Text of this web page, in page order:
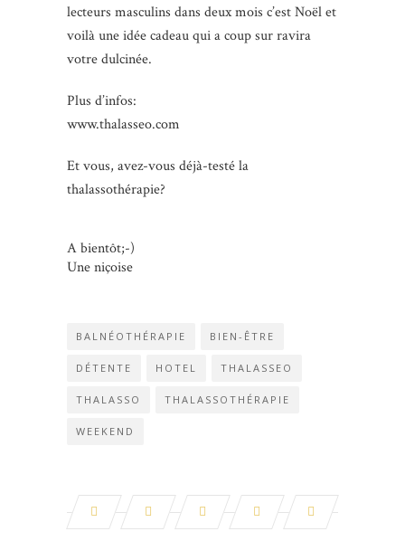
lecteurs masculins dans deux mois c’est Noël et
voilà une idée cadeau qui a coup sur ravira
votre dulcinée.
Plus d’infos:
www.thalasseo.com
Et vous, avez-vous déjà-testé la
thalassothérapie?
A bientôt;-)
Une niçoise
BALNÉOTHÉRAPIE BIEN-ÊTRE
DÉTENTE HOTEL THALASSEO
THALASSO THALASSOTHÉRAPIE
WEEKEND